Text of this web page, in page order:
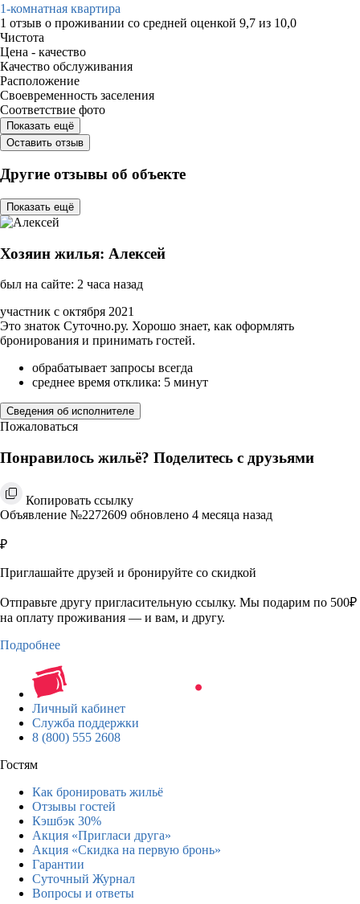
1-комнатная квартира
1 отзыв о проживании со средней оценкой 9,7 из 10,0
Чистота
Цена - качество
Качество обслуживания
Расположение
Своевременность заселения
Соответствие фото
Показать ещё
Оставить отзыв
Другие отзывы об объекте
Показать ещё
Хозяин жилья: Алексей
был на сайте: 2 часа назад
участник с октября 2021
Это знаток Суточно.ру. Хорошо знает, как оформлять
бронирования и принимать гостей.
обрабатывает запросы всегда
среднее время отклика: 5 минут
Сведения об исполнителе
Пожаловаться
Понравилось жильё? Поделитесь с друзьями
Копировать ссылку
Объявление №2272609 обновлено 4 месяца назад
₽
Приглашайте друзей и бронируйте со скидкой
Отправьте другу пригласительную ссылку. Мы подарим по 500₽
на оплату проживания — и вам, и другу.
Подробнее
Личный кабинет
Служба поддержки
8 (800) 555 2608
Гостям
Как бронировать жильё
Отзывы гостей
Кэшбэк 30%
Акция «Пригласи друга»
Акция «Скидка на первую бронь»
Гарантии
Суточный Журнал
Вопросы и ответы